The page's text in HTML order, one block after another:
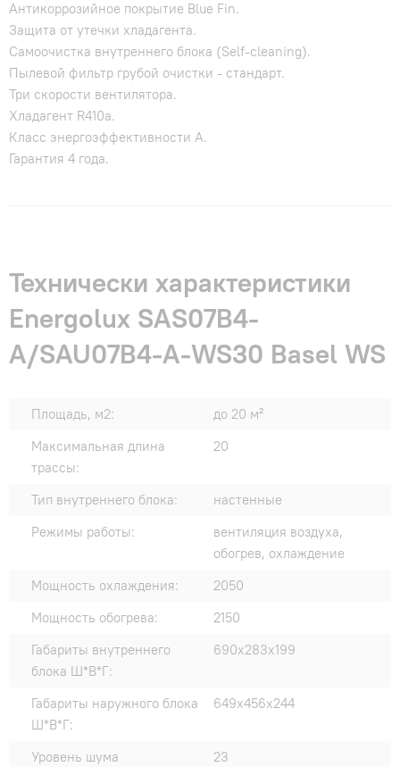
Антикоррозийное покрытие Blue Fin.
Защита от утечки хладагента.
Самоочистка внутреннего блока (Self-cleaning).
Пылевой фильтр грубой очистки - стандарт.
Три скорости вентилятора.
Хладагент R410a.
Класс энергоэффективности A.
Гарантия 4 года.
Технически характеристики
Energolux SAS07B4-
A/SAU07B4-A-WS30 Basel WS
Площадь, м2:
до 20 м²
Максимальная длина
трассы:
20
Тип внутреннего блока:
настенные
Режимы работы:
вентиляция воздуха,
обогрев, охлаждение
Мощность охлаждения:
2050
Мощность обогрева:
2150
Габариты внутреннего
блока Ш*В*Г:
690x283x199
Габариты наружного блока
Ш*В*Г:
649x456x244
Уровень шума
23